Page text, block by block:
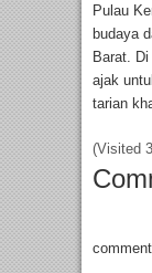
Pulau
budaya
Barat.
ajak
tarian
(Visited